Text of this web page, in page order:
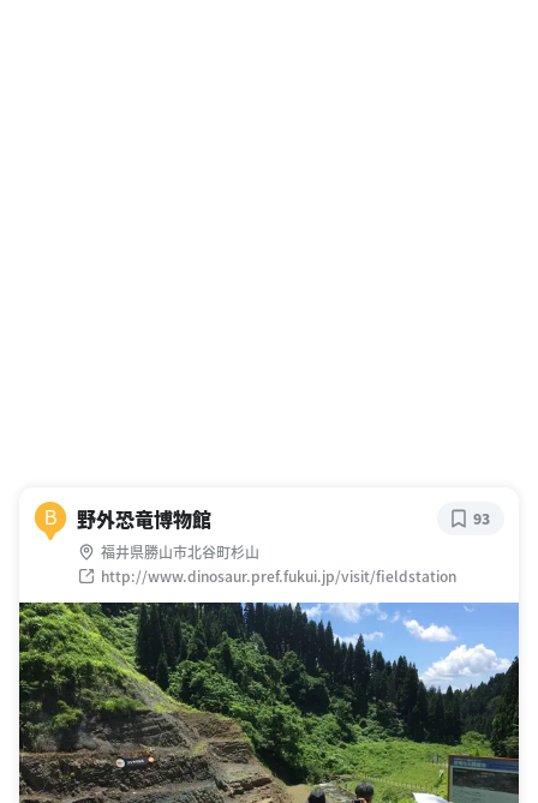
B 野外恐竜博物館
福井県勝山市北谷町杉山
http://www.dinosaur.pref.fukui.jp/visit/fieldstation
93